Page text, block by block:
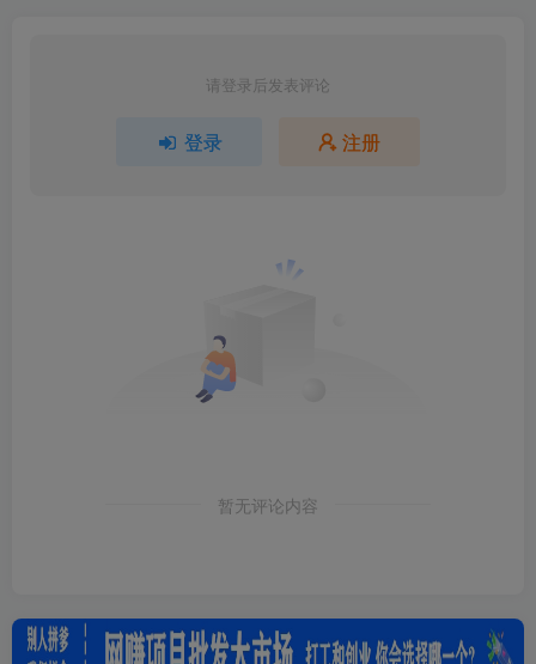
请登录后发表评论
登录 注册
暂无评论内容